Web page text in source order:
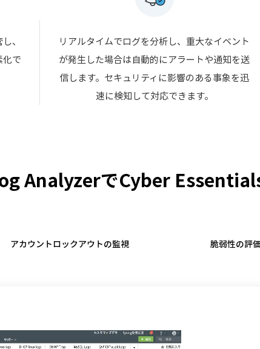
、
化で
リアルタイムでログを分析し、重大なイベント
が発生した場合は自動的にアラートや通知を送
信します。セキュリティに影響のある事象を迅
速に検知して対応できます。
AnalyzerでCyber
アカウントロックアウトの監視 脆弱性の評